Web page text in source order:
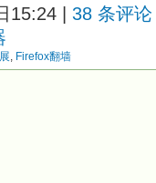
15:24 | 38 条评论
, Firefox翻墙